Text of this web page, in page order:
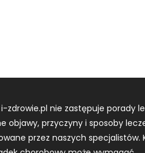
zdrowie.pl nie zastępuje porady
objawy, przyczyny i sposoby
przez naszych specjalistów.